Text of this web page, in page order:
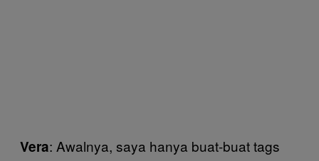
Vera: Awalnya, saya hanya buat-buat tags